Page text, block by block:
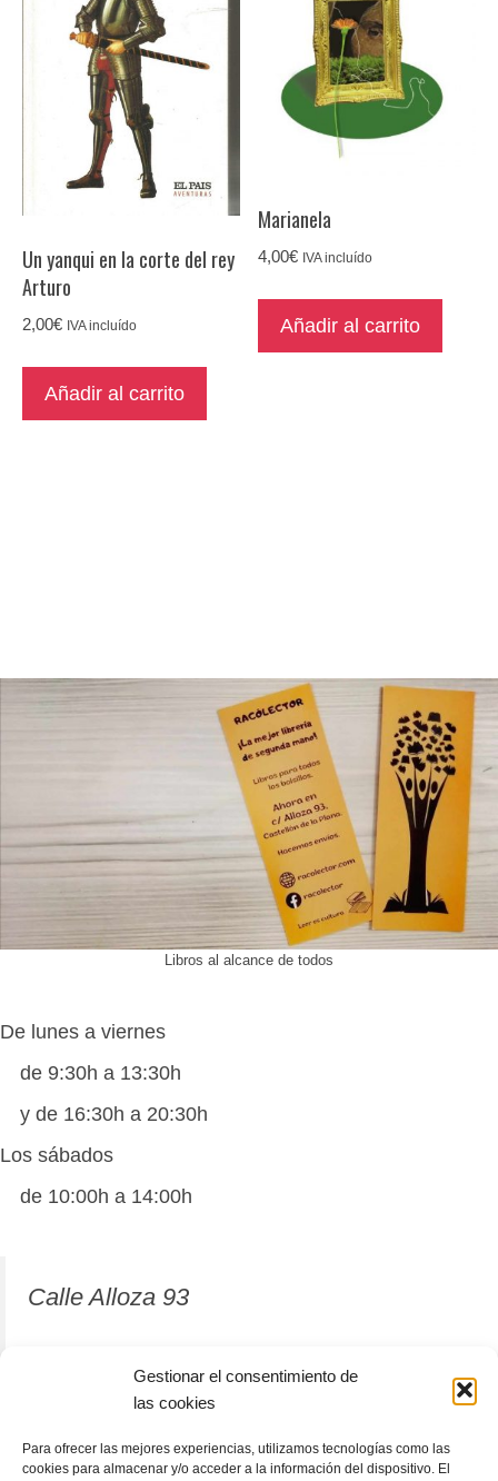
Gestionar el consentimiento de
las cookies
Para ofrecer las mejores experiencias, utilizamos tecnologías como las
cookies para almacenar y/o acceder a la información del dispositivo. El
Un yanqui en la corte del rey
Arturo
2,00€ IVA incluído
Añadir al carrito
Marianela
4,00€ IVA incluído
Añadir al carrito
Libros al alcance de todos
De lunes a viernes
de 9:30h a 13:30h
y de 16:30h a 20:30h
Los sábados
de 10:00h a 14:00h
Calle Alloza 93
12001 Castellón de la Plana
964 81 37 63